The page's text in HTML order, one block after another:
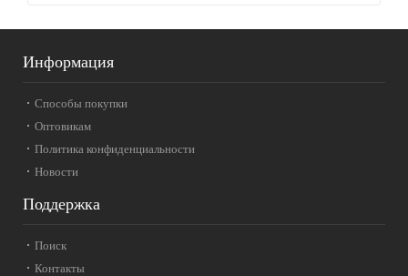
Информация
Способы покупки
Оптовикам
Политика конфиденциальности
Новости
Поддержка
Поиск
Контакты